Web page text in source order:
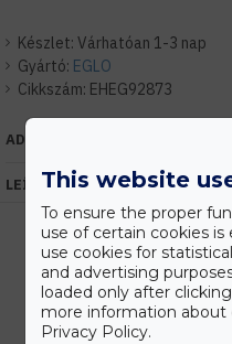
Készlet: Várhatóan 1-3 nap
Gyártó: EGLO
Cikkszám: EHEG92873
ADATOK
LEÍRÁS
Vásárolj nagyobb
This website
To ensure the proper
use of certain cookies is
use cookies for
and advertising
loaded only after
more information about
Privacy Policy.